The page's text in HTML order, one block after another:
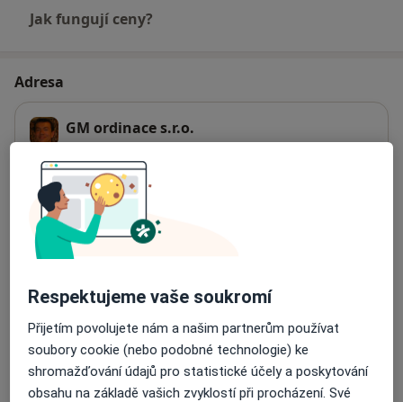
Jak fungují ceny?
Adresa
GM ordinace s.r.o.
Dostupnost
Na této adrese online kalendář není aktivní
Způsoby platby (soukromé návštěvy)
Na teto adrese lékař přijímá pacienty na pojišťovnu
Detaily
Respektujeme vaše soukromí
Přijetím povolujete nám a našim partnerům používat
soubory cookie (nebo podobné technologie) ke
shromažďování údajů pro statistické účely a poskytování
obsahu na základě vašich zvyklostí při procházení. Své